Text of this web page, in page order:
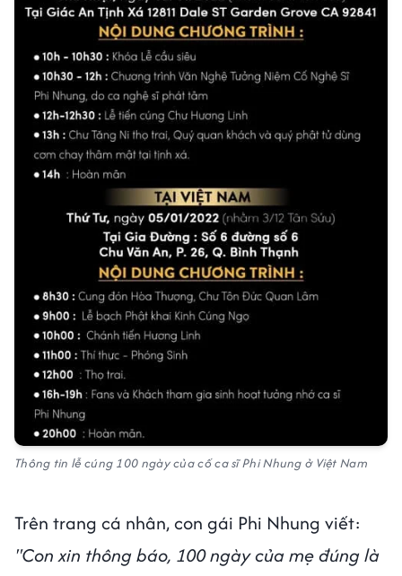
Thông tin lễ cúng 100 ngày của cố ca sĩ Phi Nhung ở Việt Nam
Trên trang cá nhân, con gái Phi Nhung viết:
"Con xin thông báo, 100 ngày của mẹ đúng là